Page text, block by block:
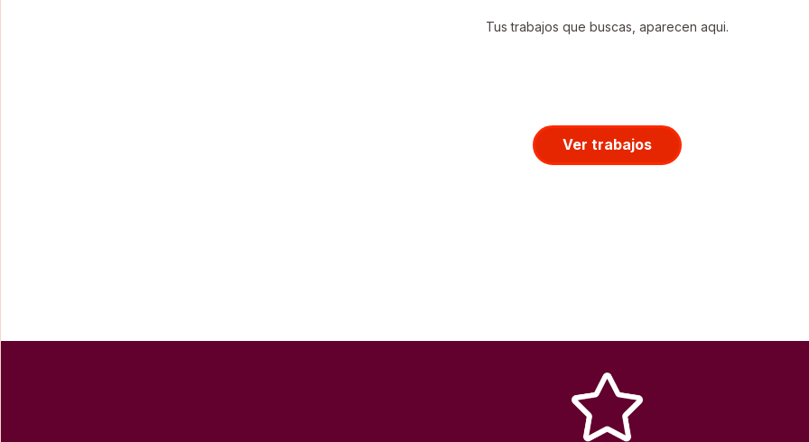
Tus trabajos que buscas, aparecen aqui.
Ver trabajos